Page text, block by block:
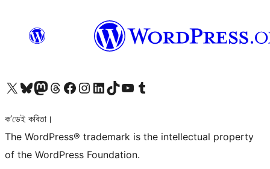
আমাৰ X (আগৰ Twitter) একাউণ্টলৈ যাওকআমাৰ Bluesky একাউণ্টলৈ যাওকআমাৰ Mastodon একাউণ্টলৈ যাওকআমাৰ Threads একাউণ্টলৈ যাওকআমাৰ Facebook পৃষ্ঠালৈ যাওকআমাৰ Instagram একাউণ্টলৈ যাওকআমাৰ LinkedIn একাউণ্টলৈ যাওকআমাৰ TikTok একাউণ্টলৈ যাওকআমাৰ YouTube চেনেললৈ যাওকআমাৰ Tumblr একাউণ্টলৈ যাওক
ক’ডেই কবিতা।
The WordPress® trademark is the intellectual property
of the WordPress Foundation.